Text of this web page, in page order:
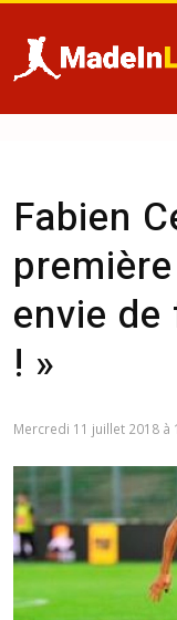
Fabien
envie
! »
Mercredi 11 juillet 2018 à